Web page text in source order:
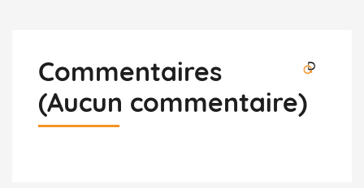
Commentaires
(Aucun commentaire)